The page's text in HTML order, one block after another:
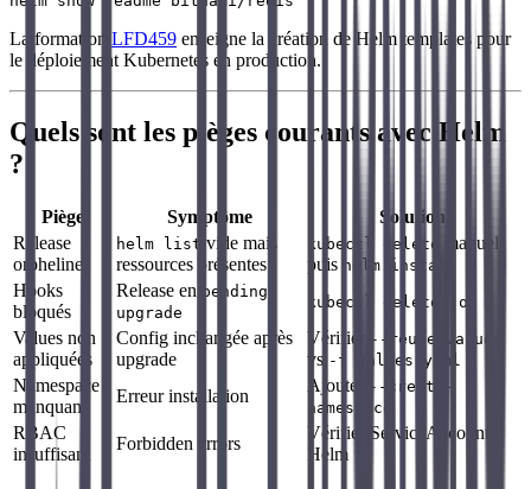
La formation LFD459 enseigne la création de Helm templates pour
le déploiement Kubernetes en production.
Quels sont les pièges courants avec Helm
?
Piège Symptôme
Solution
Release
orpheline
helm list vide mais
ressources présentes
kubectl delete
manuel
puis helm install
Hooks
bloqués
Release en pending-
upgrade
kubectl delete job
Values non
appliquées
Config inchangée après
upgrade
Vérifier --reuse-values
vs -f values.yaml
Namespace
manquant
Erreur installation
Ajouter
--create-
namespace
RBAC
insuffisant
Forbidden errors
Vérifier ServiceAccount
Helm